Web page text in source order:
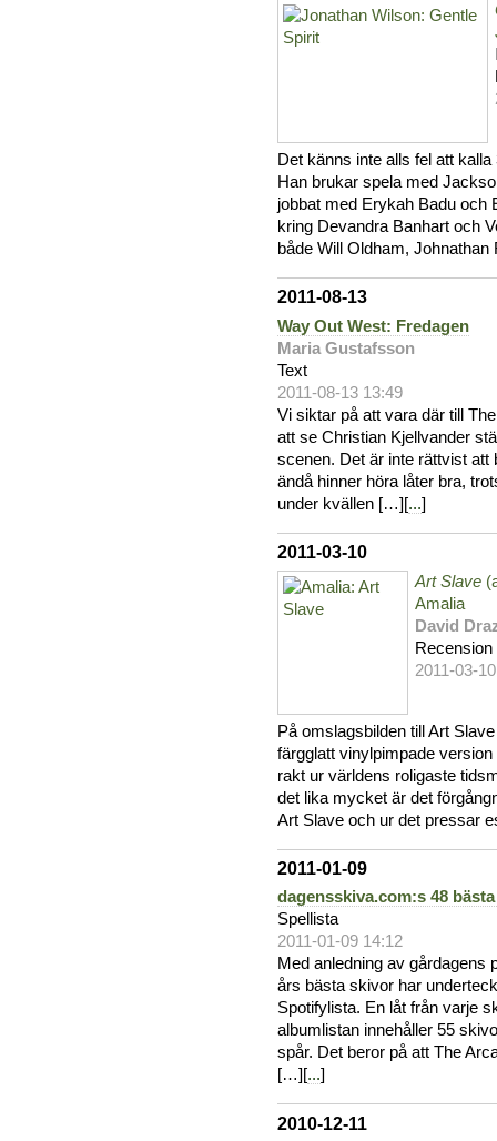
Det känns inte alls fel att
Han brukar spela med
jobbat med Erykah Badu och
kring Devandra Banhart och
både Will Oldham,
2011-08-13
Way Out West: Fredagen
Maria Gustafsson
Text
2011-08-13 13:49
Vi siktar på att vara där till
att se Christian Kjellvander
scenen. Det är inte rättvist att
ändå hinner höra låter bra,
under kvällen […][...]
2011-03-10
Art Slave
Amalia
David
Recension
2011-03-10
På omslagsbilden till Art
färgglatt vinylpimpade
rakt ur världens roligaste
det lika mycket är det
Art Slave och ur det pressar
2011-01-09
dagensskiva.com:s 48 bästa
Spellista
2011-01-09 14:12
Med anledning av gårdagens
års bästa skivor har
Spotifylista. En låt från varje
albumlistan innehåller 55
spår. Det beror på att The
[…][...]
2010-12-11